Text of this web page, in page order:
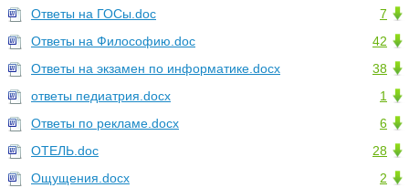
7
Ответы на ГОСы.doc
42
Ответы на Философию.doc
38
Ответы на экзамен по информатике.docx
1
ответы педиатрия.docx
6
Ответы по рекламе.docx
28
ОТЕЛЬ.doc
2
Ощущения.docx